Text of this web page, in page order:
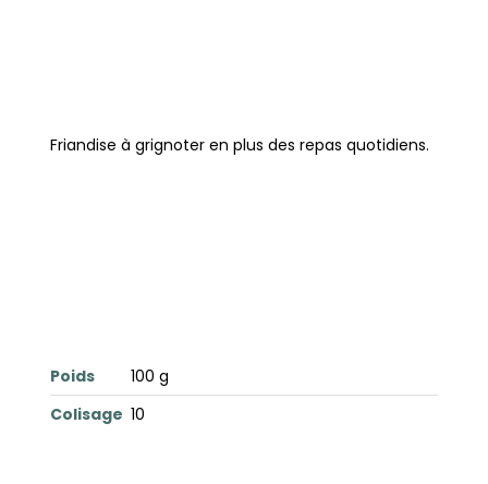
Friandise à grignoter en plus des repas quotidiens.
Poids
100 g
Colisage 10